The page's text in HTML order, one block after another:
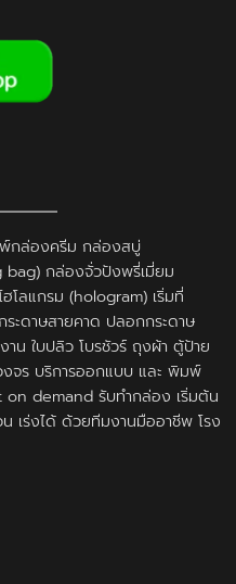
กล่องครีม กล่องสบู่
bag) กล่องจั่วปังพรี่เมี่ยม
ลแกรม (hologram) เริ่มที่
ดาษสายคาด ปลอกกระดาษ
น ใบปลิว โบรชัวร์ ถุงผ้า ตู้ป้าย
จร บริการออกแบบ และ พิมพ์
demand รับทำกล่อง เริ่มต้น
เร่งได้ ด้วยทีมงานมืออาชีพ โรง